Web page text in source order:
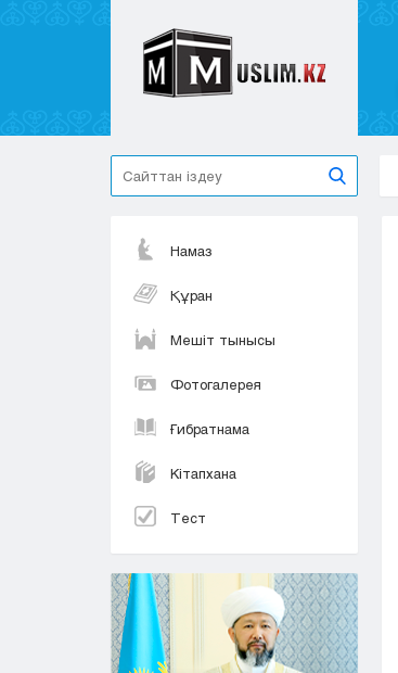
Намаз
Құран
Мешіт тынысы
Фотогалерея
Ғибратнама
Кітапхана
Тест